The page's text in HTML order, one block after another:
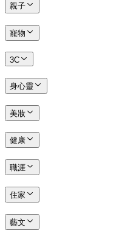
親子
寵物
3C
身心靈
美妝
健康
職涯
住家
藝文